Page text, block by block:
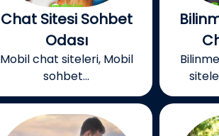
Chat Sitesi Sohbet
Odası
Mobil chat siteleri, Mobil
sohbet...